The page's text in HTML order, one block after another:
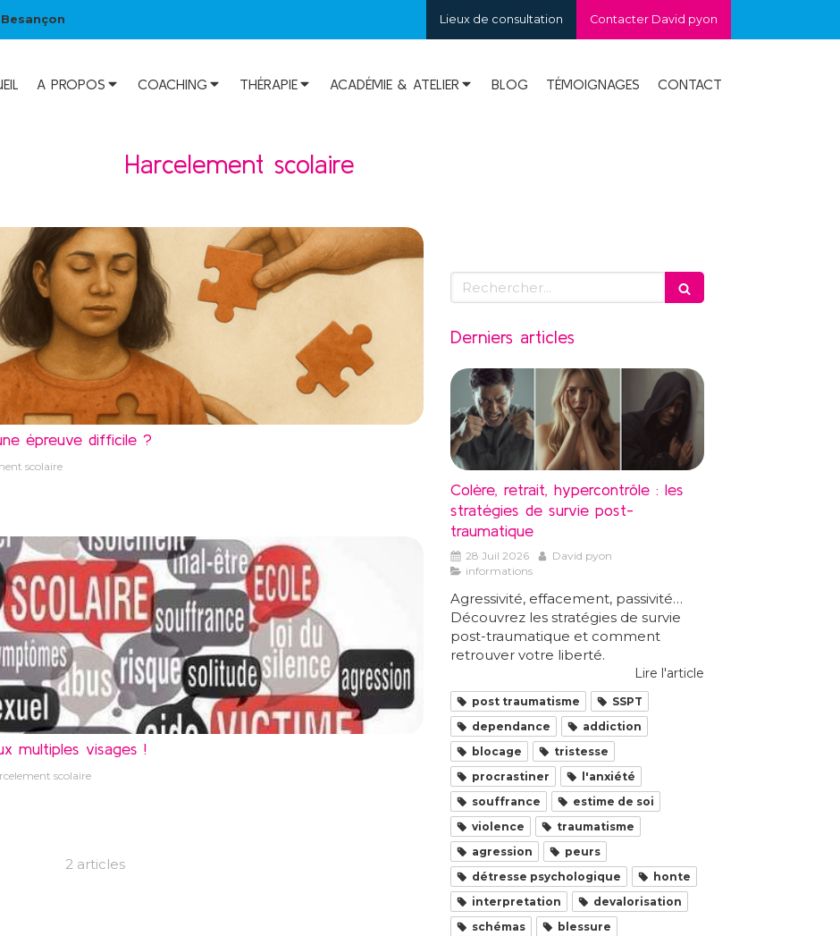
Contacter David pyon
Lieux de consultation
A PROPOS COACHING THÉRAPIE ACADÉMIE & ATELIER BLOG TÉMOIGNAGES CONTACT
Harcelement scolaire
épreuve difficile ?
scolaire
multiples visages !
scolaire
2 articles
Rechercher
Derniers articles
Colère, retrait, hypercontrôle : les
stratégies de survie post-
traumatique
28 Juil 2026
David pyon
informations
Agressivité, effacement, passivité…
Découvrez les stratégies de survie
post-traumatique et comment
retrouver votre liberté.
Lire l'article
post traumatisme
SSPT
dependance
addiction
blocage
tristesse
procrastiner
l'anxiété
souffrance
estime de soi
violence
traumatisme
agression
peurs
détresse psychologique
honte
interpretation
devalorisation
schémas
blessure